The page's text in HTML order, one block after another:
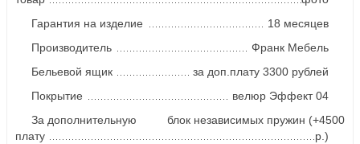
Гарантия на изделие
18 месяцев
Производитель
Франк Мебель
Бельевой ящик
за доп.плату 3300 рублей
Покрытие
велюр Эффект 04
За дополнительную
плату
блок независимых пружин (+4500
р.)